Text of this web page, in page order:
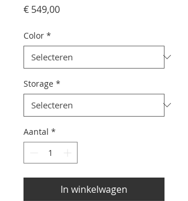
€ 549,00Prijs
Color *
Storage *
Aantal *
In winkelwagen